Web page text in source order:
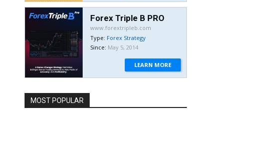
Forex Triple B PRO
www.forextripleb.com
Type: Forex Strategy
Since: May 5, 2014
LEARN MORE
MOST POPULAR